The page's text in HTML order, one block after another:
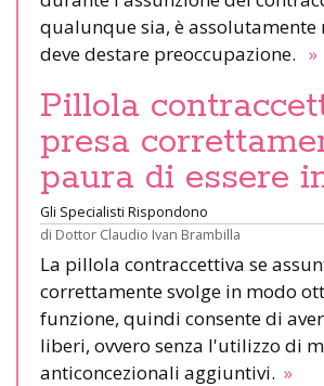
qualunque sia, è assolutamente
deve destare preoccupazione. »
Pillola
presa
paura di essere
Gli Specialisti Rispondono
di Dottor Claudio Ivan Brambilla
La pillola contraccettiva se
correttamente svolge in modo
funzione, quindi consente di
liberi, ovvero senza l'utilizzo di
anticoncezionali aggiuntivi. »